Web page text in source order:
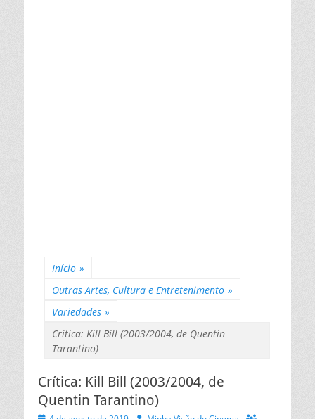
Início »
Outras Artes, Cultura e Entretenimento »
Variedades »
Crítica: Kill Bill (2003/2004, de Quentin
Tarantino)
Crítica: Kill Bill (2003/2004, de
Quentin Tarantino)